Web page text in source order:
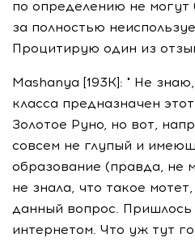
по определению не
за полностью
Процитирую один из
Mashanya [193K]: " Не
класса предназначен
Золотое Руно, но вот,
совсем не глупый и
образование (правда, не
не знала, что такое
данный вопрос. Пришлось
интернетом. Что уж тут